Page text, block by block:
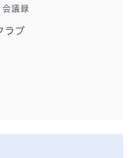
議録
ラブ